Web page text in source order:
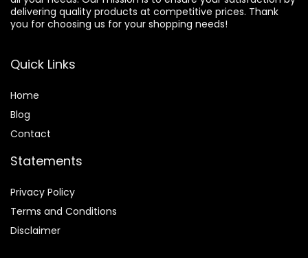
delivering quality products at competitive prices. Thank
you for choosing us for your shopping needs!
Quick Links
Home
Blog
Contact
Statements
Privacy Policy
Terms and Conditions
Disclaimer